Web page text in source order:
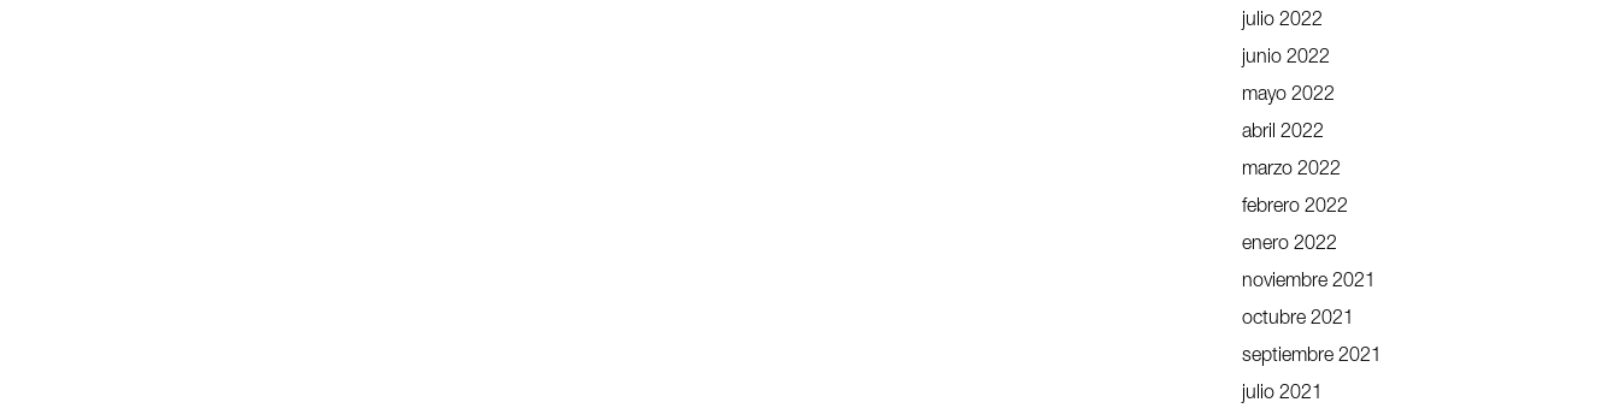
julio 2022
junio 2022
mayo 2022
abril 2022
marzo 2022
febrero 2022
enero 2022
noviembre 2021
octubre 2021
septiembre 2021
julio 2021